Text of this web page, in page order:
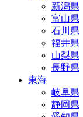
新潟県
富山県
石川県
福井県
山梨県
長野県
東海
岐阜県
静岡県